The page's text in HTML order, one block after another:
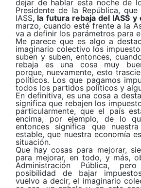
dejar de hablar esta noche de
Presidente de la República,
IASS, la futura rebaja del IASS y
marzo, cuando esté frente a la
va a definir los parámetros para
Me parece que es algo a
imaginario colectivo los
suben y suben, entonces,
rebaja es una cosa muy
porque, nuevamente, esto
políticos. Los que pagamos
todos los partidos políticos y
En definitiva, es una cosa a
significa que rebajen los
particularmente, que el país
encima, por ejemplo, de lo
entonces significa que
estable, que nuestra economía
situación.
Que hay cosas para mejorar,
para mejorar, en todo, y más,
Administración Pública,
posibilidad de bajar
vuelvo a decir, el imaginario